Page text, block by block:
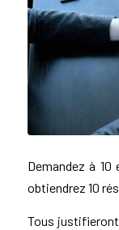
Demandez à 10
obtiendrez 10
Tous